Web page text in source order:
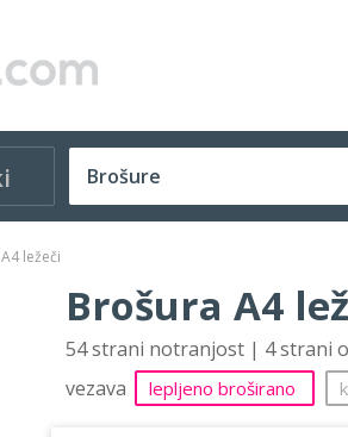
ležeči
Brošura A4
54 strani notranjost | 4 strani
vezava
lepljeno broširano